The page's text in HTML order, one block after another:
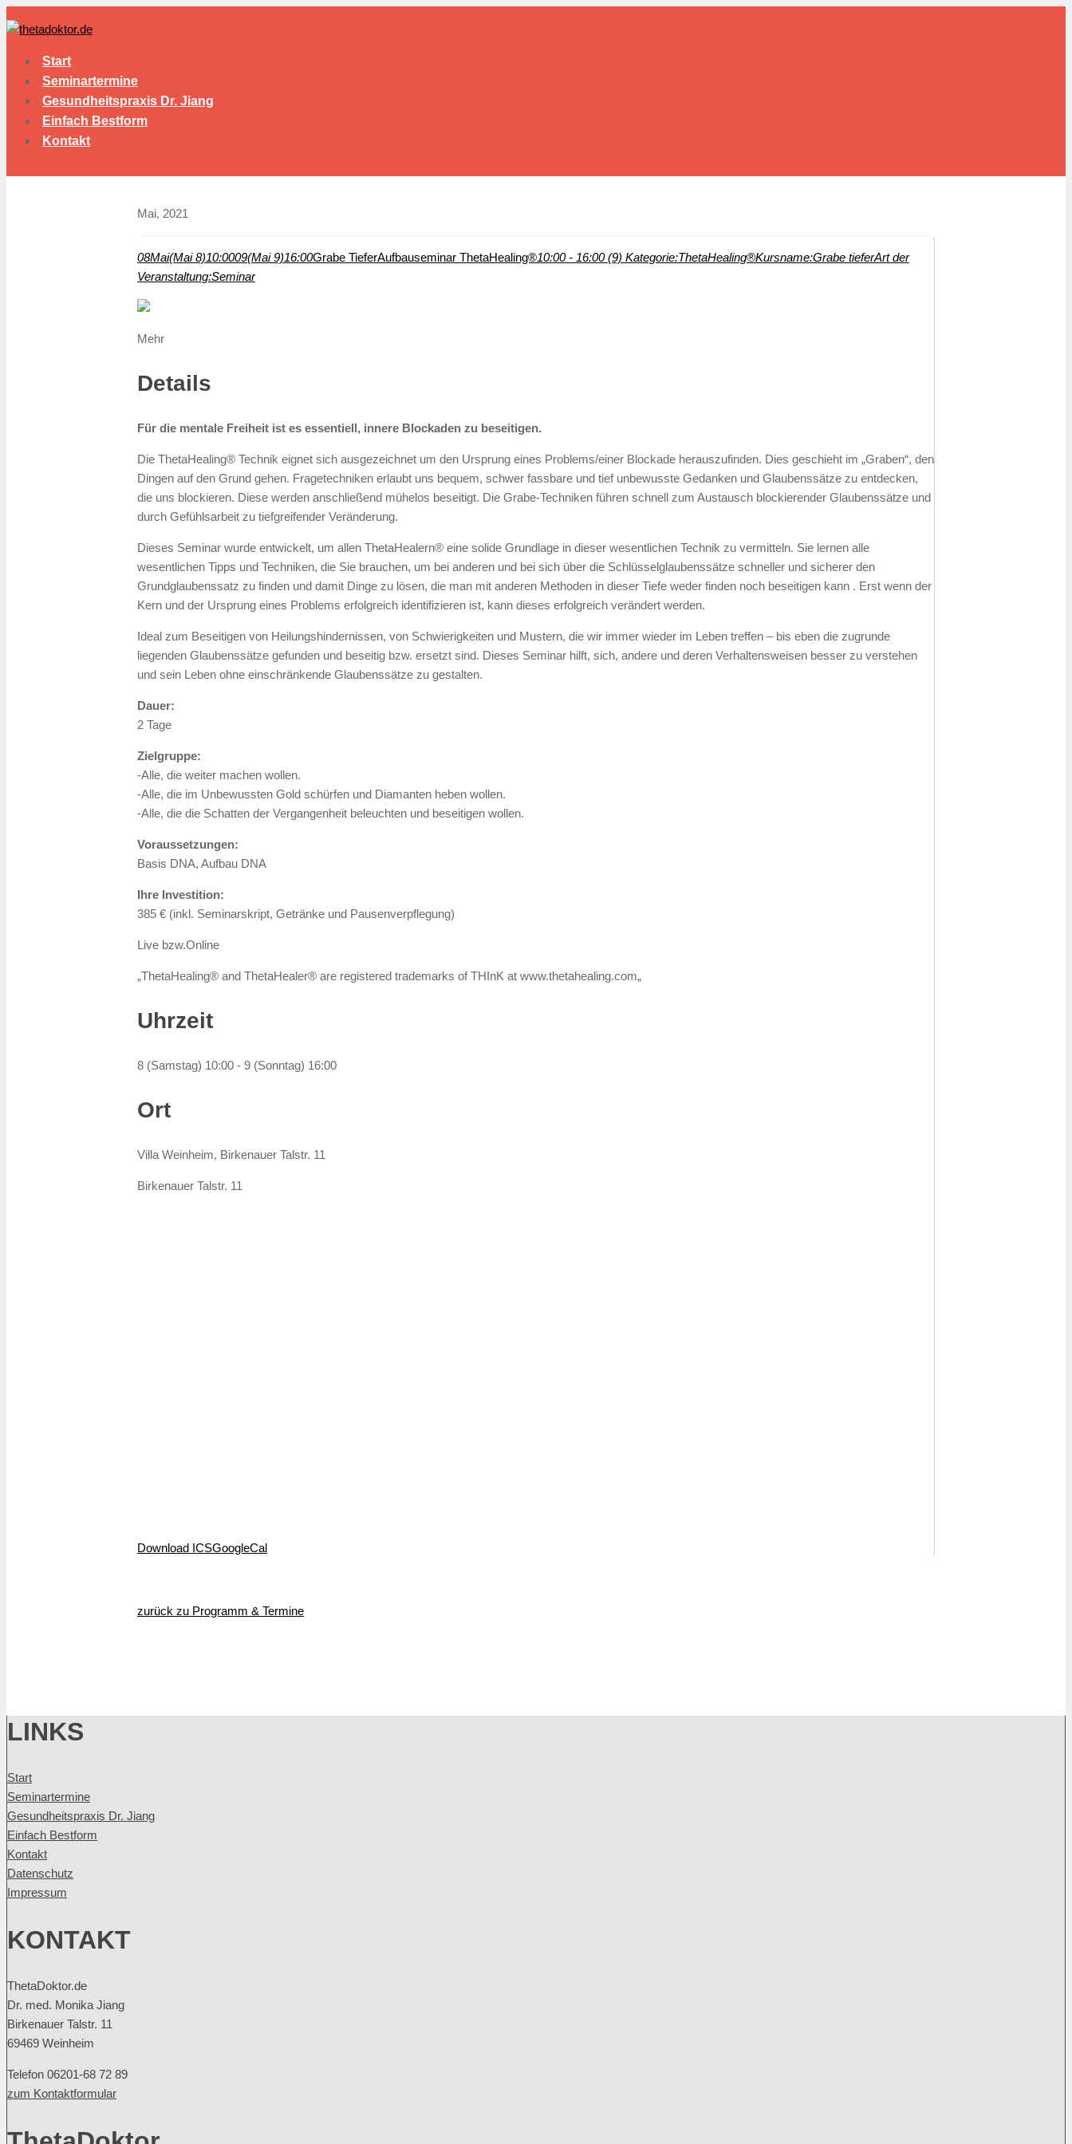
Start
Seminartermine
Gesundheitspraxis Dr. Jiang
Einfach Bestform
Kontakt
Mai, 2021
08Mai(Mai 8)10:0009(Mai 9)16:00Grabe TieferAufbauseminar ThetaHealing®10:00 - 16:00 (9) Kategorie:ThetaHealing®Kursname:Grabe tieferArt der
Veranstaltung:Seminar
Mehr
Details
Für die mentale Freiheit ist es essentiell, innere Blockaden zu beseitigen.
Die ThetaHealing® Technik eignet sich ausgezeichnet um den Ursprung eines Problems/einer Blockade herauszufinden. Dies geschieht im „Graben“, den
Dingen auf den Grund gehen. Fragetechniken erlaubt uns bequem, schwer fassbare und tief unbewusste Gedanken und Glaubenssätze zu entdecken,
die uns blockieren. Diese werden anschließend mühelos beseitigt. Die Grabe-Techniken führen schnell zum Austausch blockierender Glaubenssätze und
durch Gefühlsarbeit zu tiefgreifender Veränderung.
Dieses Seminar wurde entwickelt, um allen ThetaHealern® eine solide Grundlage in dieser wesentlichen Technik zu vermitteln. Sie lernen alle
wesentlichen Tipps und Techniken, die Sie brauchen, um bei anderen und bei sich über die Schlüsselglaubenssätze schneller und sicherer den
Grundglaubenssatz zu finden und damit Dinge zu lösen, die man mit anderen Methoden in dieser Tiefe weder finden noch beseitigen kann . Erst wenn der
Kern und der Ursprung eines Problems erfolgreich identifizieren ist, kann dieses erfolgreich verändert werden.
Ideal zum Beseitigen von Heilungshindernissen, von Schwierigkeiten und Mustern, die wir immer wieder im Leben treffen – bis eben die zugrunde
liegenden Glaubenssätze gefunden und beseitig bzw. ersetzt sind. Dieses Seminar hilft, sich, andere und deren Verhaltensweisen besser zu verstehen
und sein Leben ohne einschränkende Glaubenssätze zu gestalten.
Dauer:
2 Tage
Zielgruppe:
-Alle, die weiter machen wollen.
-Alle, die im Unbewussten Gold schürfen und Diamanten heben wollen.
-Alle, die die Schatten der Vergangenheit beleuchten und beseitigen wollen.
Voraussetzungen:
Basis DNA, Aufbau DNA
Ihre Investition:
385 € (inkl. Seminarskript, Getränke und Pausenverpflegung)
Live bzw.Online
„ThetaHealing® and ThetaHealer® are registered trademarks of THInK at www.thetahealing.com„
Uhrzeit
8 (Samstag) 10:00 - 9 (Sonntag) 16:00
Ort
Villa Weinheim, Birkenauer Talstr. 11
Birkenauer Talstr. 11
Download ICSGoogleCal
zurück zu Programm & Termine
LINKS
Start
Seminartermine
Gesundheitspraxis Dr. Jiang
Einfach Bestform
Kontakt
Datenschutz
Impressum
KONTAKT
ThetaDoktor.de
Dr. med. Monika Jiang
Birkenauer Talstr. 11
69469 Weinheim
Telefon 06201-68 72 89
zum Kontaktformular